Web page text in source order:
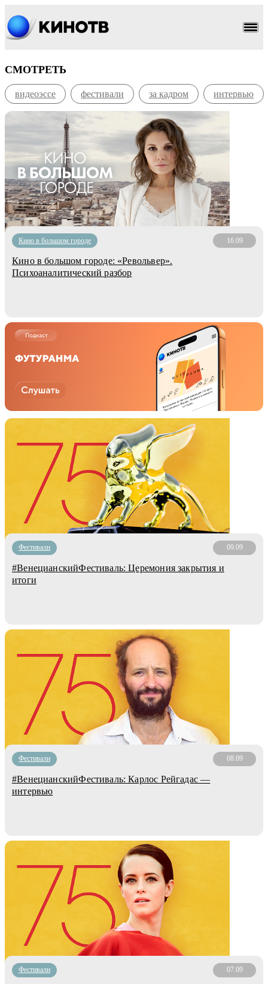
СМОТРЕТЬ
видеоэссе фестивали за кадром интервью
Кино в большом городе 16.09
Кино в большом городе: «Револьвер».
Психоаналитический разбор
Фестивали 09.09
#ВенецианскийФестиваль: Церемония закрытия и
итоги
Фестивали 08.09
#ВенецианскийФестиваль: Карлос Рейгадас —
интервью
Фестивали 07.09